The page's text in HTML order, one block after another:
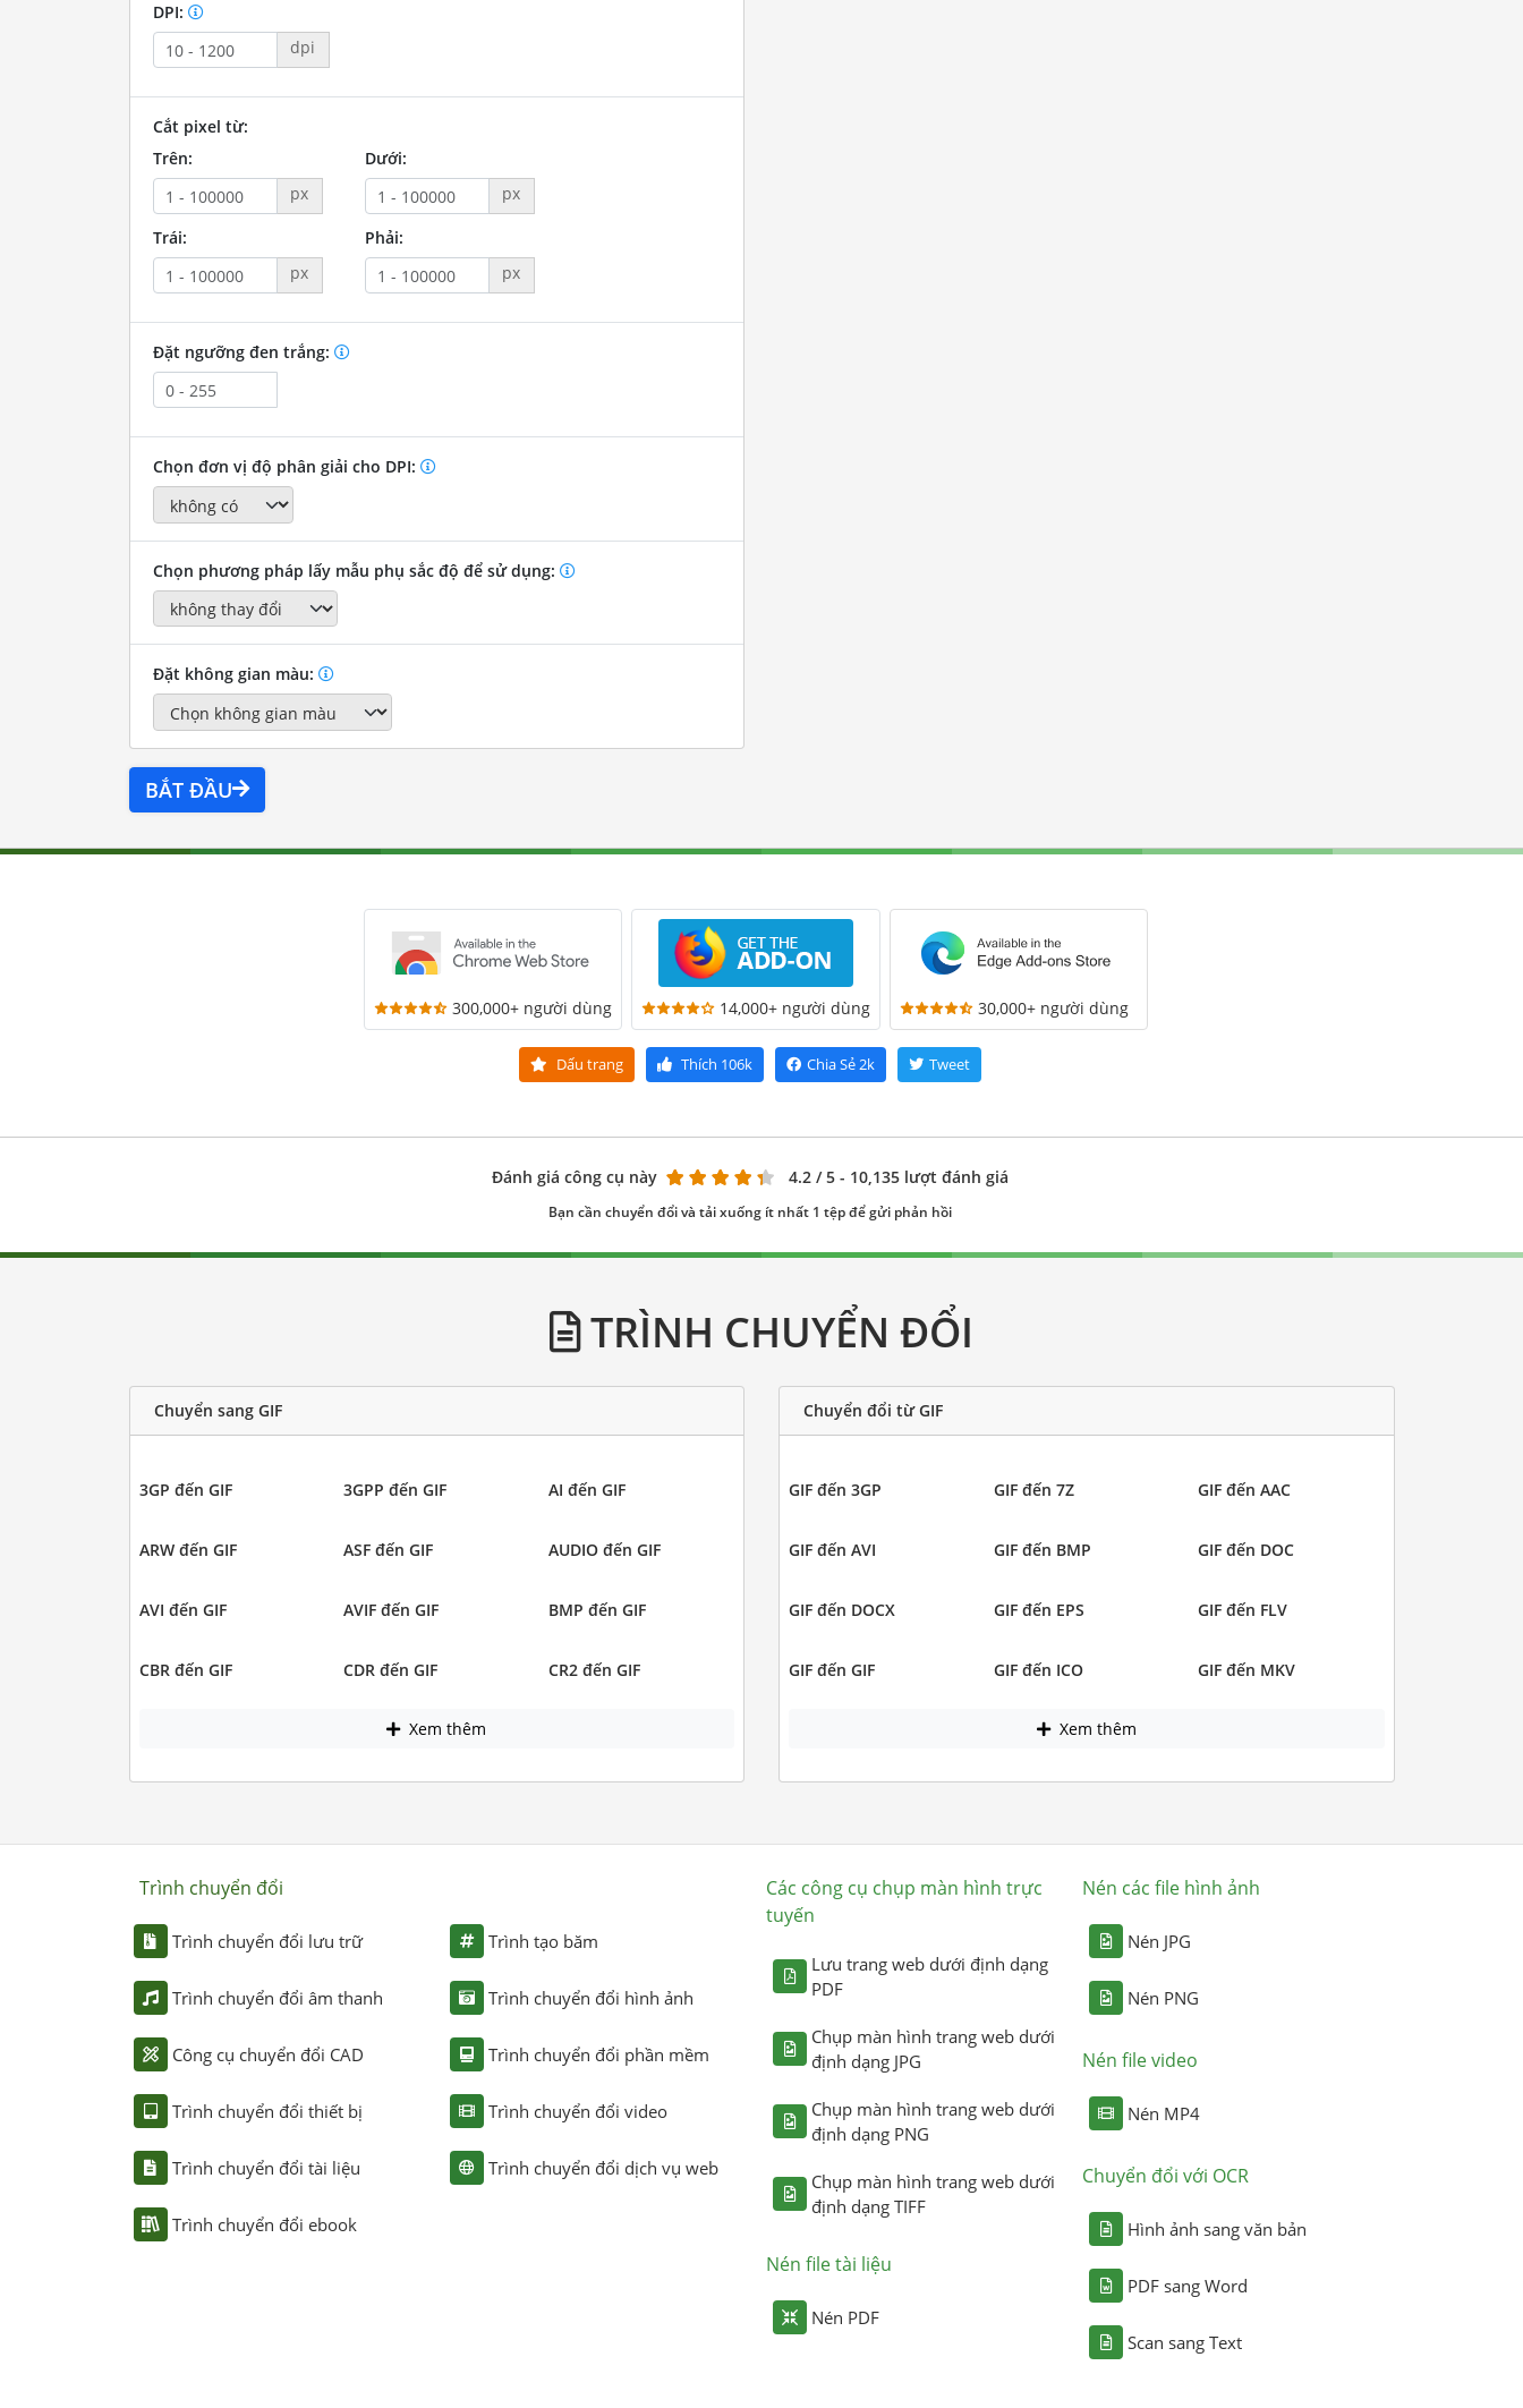
DPI:
dpi
Cắt pixel từ:
Trên:
px
Dưới:
px
Trái:
px
Phải:
px
Đặt ngưỡng đen trắng:
Chọn đơn vị độ phân giải cho DPI:
Chọn phương pháp lấy mẫu phụ sắc độ để sử dụng:
Đặt không gian màu:
BẮT ĐẦU
300,000+ người dùng 14,000+ người dùng 30,000+ người dùng
Dấu trang Thích 106k Chia Sẻ2k Tweet
Đánh giá công cụ này 4.2 / 5 - 10,135 lượt đánh giá
Bạn cần chuyển đổi và tải xuống ít nhất 1 tệp để gửi phản hồi
TRÌNH CHUYỂN ĐỔI
Chuyển sang GIF
3GP đến GIF 3GPP đến GIF AI đến GIF
ARW đến GIF ASF đến GIF AUDIO đến GIF
AVI đến GIF AVIF đến GIF BMP đến GIF
CBR đến GIF CDR đến GIF CR2 đến GIF
Xem thêm
Chuyển đổi từ GIF
GIF đến 3GP GIF đến 7Z GIF đến AAC
GIF đến AVI GIF đến BMP GIF đến DOC
GIF đến DOCX GIF đến EPS GIF đến FLV
GIF đến GIF GIF đến ICO GIF đến MKV
Xem thêm
Trình chuyển đổi
Trình chuyển đổi lưu trữ
Trình chuyển đổi âm thanh
Công cụ chuyển đổi CAD
Trình chuyển đổi thiết bị
Trình chuyển đổi tài liệu
Trình chuyển đổi ebook
Trình tạo băm
Trình chuyển đổi hình ảnh
Trình chuyển đổi phần mềm
Trình chuyển đổi video
Trình chuyển đổi dịch vụ web
Các công cụ chụp màn hình trực
tuyến
Lưu trang web dưới định dạng
PDF
Chụp màn hình trang web dưới
định dạng JPG
Chụp màn hình trang web dưới
định dạng PNG
Chụp màn hình trang web dưới
định dạng TIFF
Nén file tài liệu
Nén PDF
Nén các file hình ảnh
Nén JPG
Nén PNG
Nén file video
Nén MP4
Chuyển đổi với OCR
Hình ảnh sang văn bản
PDF sang Word
Scan sang Text